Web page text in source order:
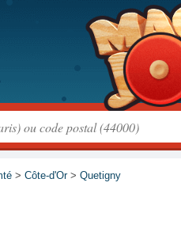
> Côte-d'Or> Quetigny